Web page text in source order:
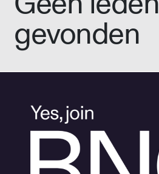
gevonden